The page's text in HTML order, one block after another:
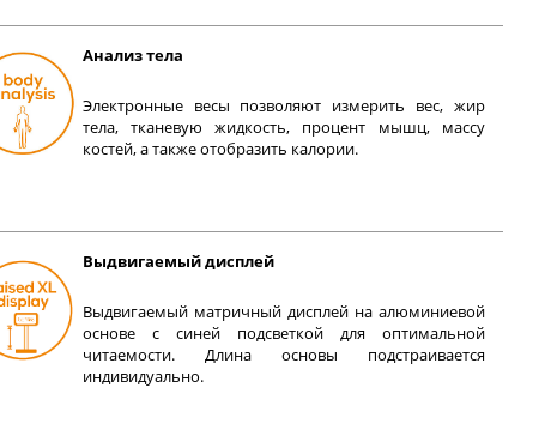
Анализ тела
Электронные весы позволяют измерить вес, жир
тела, тканевую жидкость, процент мышц, массу
костей, а также отобразить калории.
Выдвигаемый дисплей
Выдвигаемый матричный дисплей на алюминиевой
основе с синей подсветкой для оптимальной
читаемости. Длина основы подстраивается
индивидуально.